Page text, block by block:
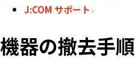
J:COM サポート
機器の撤去手順